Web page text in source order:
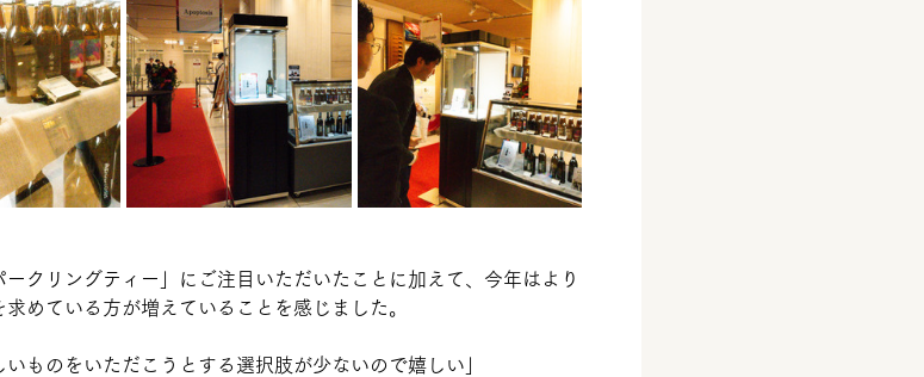
クリングティー」にご注目いただいたことに加えて、今年はより
めている方が増えていることを感じました。
ものをいただこうとする選択肢が少ないので嬉しい」